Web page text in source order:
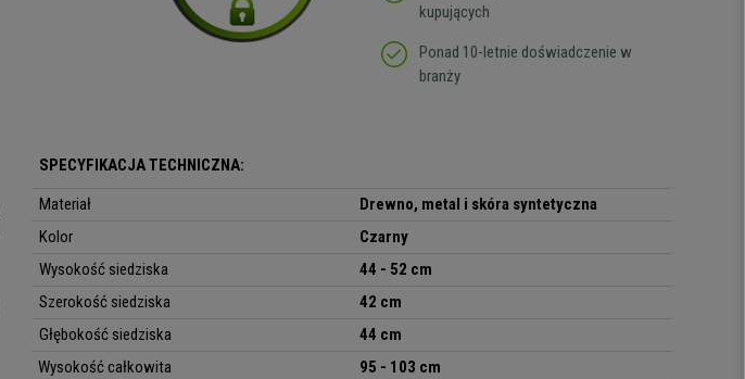
kupujących
Ponad 10-letnie doświadczenie w
branży
SPECYFIKACJA TECHNICZNA:
Materiał
Drewno, metal i skóra syntetyczna
Kolor
Czarny
Wysokość siedziska
44 - 52 cm
Szerokość siedziska
42 cm
Głębokość siedziska
44 cm
Wysokość całkowita
95 - 103 cm